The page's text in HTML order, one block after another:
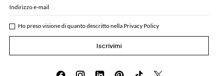
Indirizzo e-mail
Ho preso visione di quanto descritto nella Privacy Policy
Iscrivimi